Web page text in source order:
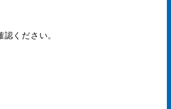
認ください。